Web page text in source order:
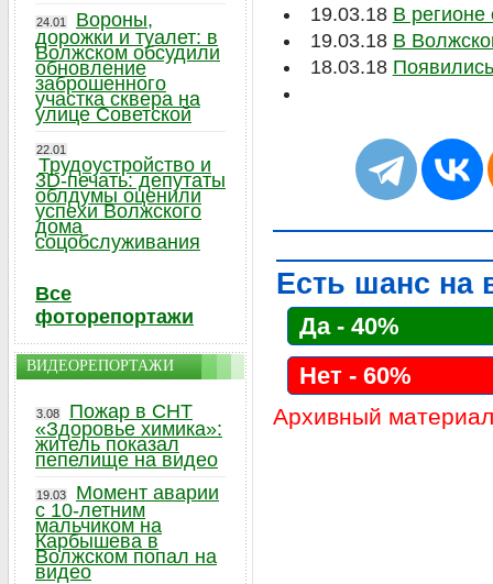
19.03.18 В
19.03.18 В
18.03.18
Есть шанс на
Да - 40%
Нет - 60%
Архивный
24.01
Вороны,
дорожки и туалет: в
Волжском обсудили
обновление
заброшенного
участка сквера на
улице Советской
22.01
Трудоустройство и
3D-печать: депутаты
облдумы оценили
успехи Волжского
дома
соцобслуживания
Все
фоторепортажи
ВИДЕОРЕПОРТАЖИ
3.08
Пожар в СНТ
«Здоровье химика»:
житель показал
пепелище на видео
19.03
Момент аварии
с 10-летним
мальчиком на
Карбышева в
Волжском попал на
видео